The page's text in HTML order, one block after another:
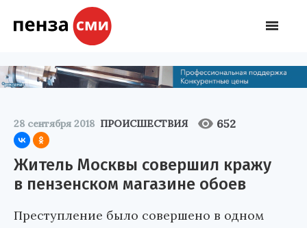
28 сентября 2018 ПРОИСШЕСТВИЯ 652
Житель Москвы совершил кражу
в пензенском магазине обоев
Преступление было совершено в одном